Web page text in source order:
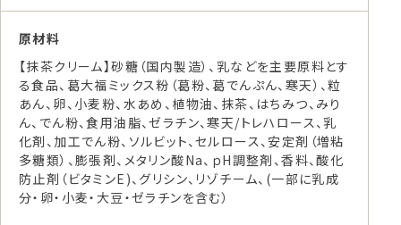
原材料
【抹茶クリーム】砂糖（国内製造）、乳などを主要原料とす
る食品、葛大福ミックス粉（葛粉、葛でんぷん、寒天）、粒
あん、卵、小麦粉、水あめ、植物油、抹茶、はちみつ、みり
ん、でん粉、食用油脂、ゼラチン、寒天/トレハロース、乳
化剤、加工でん粉、ソルビット、セルロース、安定剤（増粘
多糖類）、膨張剤、メタリン酸Na、ｐH調整剤、香料、酸化
防止剤（ビタミンE)、グリシン、リゾチーム、(一部に乳成
分・卵・小麦・大豆・ゼラチンを含む）